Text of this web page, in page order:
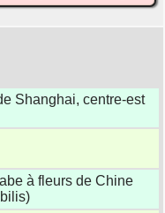
Shanghai, centre-est
à fleurs de Chine